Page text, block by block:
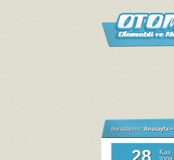
Buradasınız: Anasayfa »
Kas